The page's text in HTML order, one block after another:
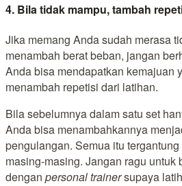
4. Bila tidak mampu, tambah
Jika memang Anda sudah merasa
menambah berat beban, jangan
Anda bisa mendapatkan kemajuan
menambah repetisi dari latihan.
Bila sebelumnya dalam satu set
Anda bisa menambahkannya
pengulangan. Semua itu
masing-masing. Jangan ragu untuk
dengan personal trainersupaya